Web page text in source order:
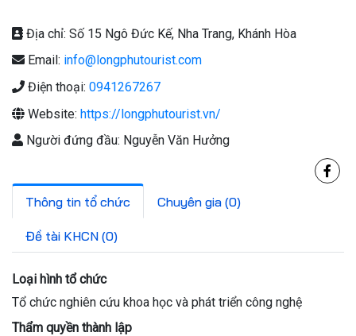
Địa chỉ: Số 15 Ngô Đức Kế, Nha Trang, Khánh Hòa
Email: info@longphutourist.com
Điện thoại: 0941267267
Website: https://longphutourist.vn/
Người đứng đầu: Nguyễn Văn Hưởng
Thông tin tổ chức Chuyên gia (0)
Đề tài KHCN (0)
Loại hình tổ chức
Tổ chức nghiên cứu khoa học và phát triển công nghệ
Thẩm quyền thành lập